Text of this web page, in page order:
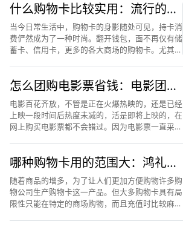
的场所或者平台购买一...
什么购物卡比较实用：流行的全
国通用的购物卡鸿礼福卡怎么样
当今日常生活中，购物卡的身影随处可见，持卡消
费俨然成为了一种时尚。翻开钱包，面不再仅有储
蓄卡、信用卡，更多的各大商场的购物卡。尤其是
的选择。而且，购物卡...
怎么团购电影票省钱：电影团购
网演示鸿礼福卡省钱技巧
电影百花齐放，不管是正在火爆热映的，还是已经
上映一段时间后热度未减的，活是即将上映的，在
网上购买电影票都不会错过。因为电影票一直采取
激烈的市场竞争中抢...
哪种购物卡用的范围大：鸿礼福
卡购物卡怎么样
随着商品的增多，为了让人们更加方便购物许多购
物公司生产购物卡这一产品。但大多购物卡具有局
限性只能在特定的商场购物，而且充值时比较麻